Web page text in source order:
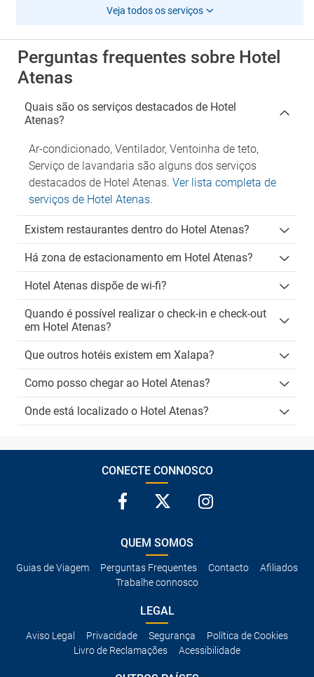
Veja todos os serviços
Perguntas frequentes sobre Hotel
Atenas
Quais são os serviços destacados de Hotel
Atenas?
Ar-condicionado, Ventilador, Ventoinha de teto,
Serviço de lavandaria são alguns dos serviços
destacados de Hotel Atenas. Ver lista completa de
serviços de Hotel Atenas.
Existem restaurantes dentro do Hotel Atenas?
Há zona de estacionamento em Hotel Atenas?
Hotel Atenas dispõe de wi-fi?
Quando é possível realizar o check-in e check-out
em Hotel Atenas?
Que outros hotéis existem em Xalapa?
Como posso chegar ao Hotel Atenas?
Onde está localizado o Hotel Atenas?
CONECTE CONNOSCO
QUEM SOMOS
Guias de Viagem Perguntas Frequentes Contacto
Afiliados
Trabalhe connosco
LEGAL
Aviso Legal Privacidade Segurança
Política de Cookies
Livro de Reclamações
Acessibilidade